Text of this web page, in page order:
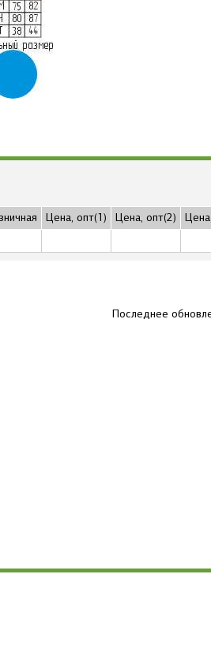
Цена, опт(1) Цена, опт(2)
Последнее